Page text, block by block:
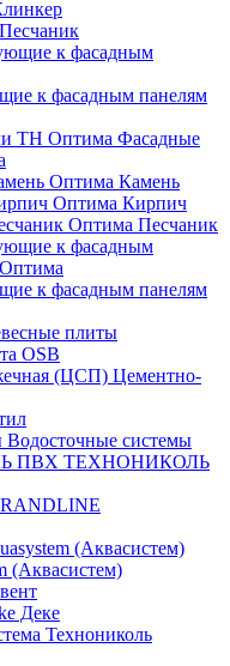
Песчаник
к фасадным панелям
Фасадные
Оптима Камень
Оптима Кирпич
Оптима Песчаник
к фасадным панелям
плиты
OSB
Цементно-
Водосточные системы
ТЕХНОНИКОЛЬ
(Аквасистем)
(Аквасистем)
Деке